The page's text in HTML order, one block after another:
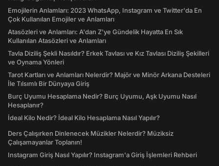
Emojilerin Anlamları: 2023 WhatsApp, Instagram ve Twitter'da En
Çok Kullanılan Emojiler ve Anlamları
Atasözleri ve Anlamları: A'dan Z'ye Gündelik Hayatta En Sık
Kullanılan Atasözleri ve Anlamları
Tavla Diziliş Şekli Nasıldır? Erkek Tavlası ve Kız Tavlası Diziliş Şekilleri
ve Oynama Yönleri
Tarot Kartları ve Anlamları Nelerdir? Majör ve Minör Arkana Desteleri
İle Tılsımlı Bir Dünyaya Giriş
Burç Uyumu Hesaplama Nedir? Burç Uyumu, Aşk Uyumu Nasıl
Hesaplanır?
İdeal Kilo Nedir? İdeal Kilo Hesaplama Nasıl Yapılır?
Ders Çalışırken Dinlenecek Müzikler Nelerdir? Müziksiz
Çalışamayanlar Toplanın!
Instagram Giriş Nasıl Yapılır? Instagram'a Giriş İşlemleri Rehberi